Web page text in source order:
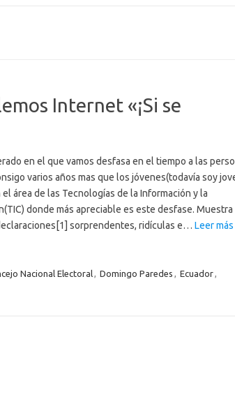
Internet «¡Si se
en el que vamos desfasa en el tiempo a las
varios años mas que los jóvenes(todavía soy
el área de las Tecnologías de la Información y la
donde más apreciable es este desfase. Muestra
sorprendentes, ridículas e… Leer más
Nacional Electoral, Domingo Paredes , Ecuador,